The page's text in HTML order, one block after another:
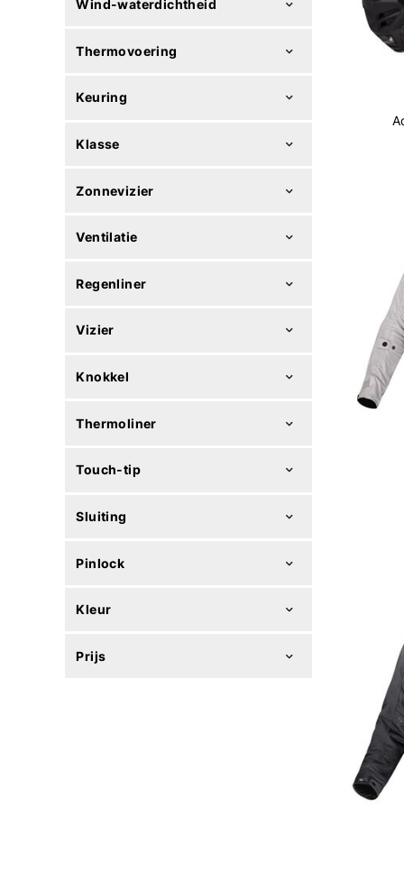
Wind-waterdichtheid
Thermovoering
Keuring
Klasse
Zonnevizier
Ventilatie
Regenliner
Vizier
Knokkel
Thermoliner
Touch-tip
Sluiting
Pinlock
Kleur
Prijs